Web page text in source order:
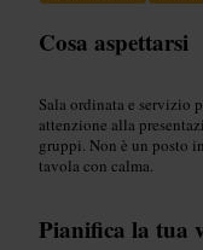
Cosa aspettarsi
Sala ordinata e servizio
attenzione alla
gruppi. Non è un posto
tavola con calma.
Pianifica la tua